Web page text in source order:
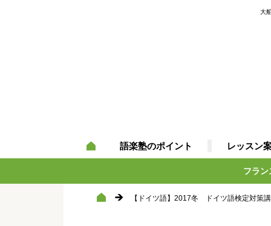
大
語楽塾のポイント レッスン
フラン
【ドイツ語】2017冬 ドイツ語検定対策